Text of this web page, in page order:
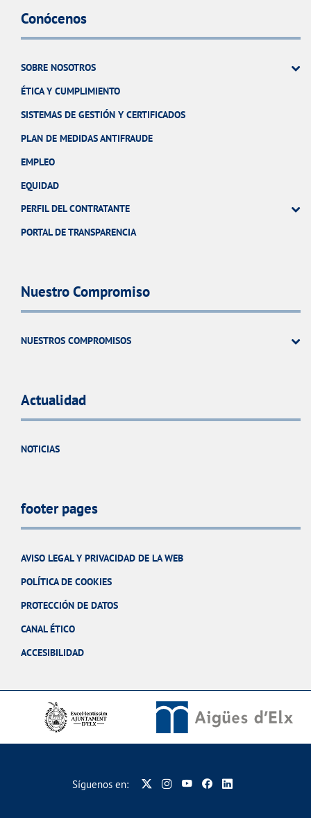
Conócenos
SOBRE NOSOTROS
ÉTICA Y CUMPLIMIENTO
SISTEMAS DE GESTIÓN Y CERTIFICADOS
PLAN DE MEDIDAS ANTIFRAUDE
EMPLEO
EQUIDAD
PERFIL DEL CONTRATANTE
PORTAL DE TRANSPARENCIA
Nuestro Compromiso
NUESTROS COMPROMISOS
Actualidad
NOTICIAS
footer pages
AVISO LEGAL Y PRIVACIDAD DE LA WEB
POLÍTICA DE COOKIES
PROTECCIÓN DE DATOS
CANAL ÉTICO
ACCESIBILIDAD
Síguenos en: